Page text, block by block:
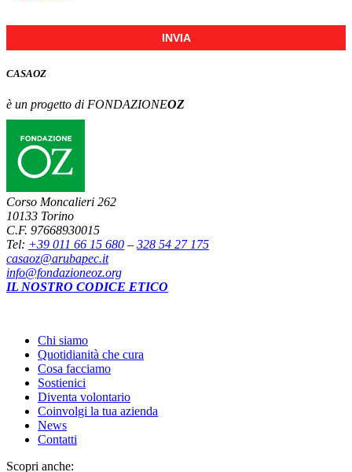
INVIA
CASAOZ
è un progetto di FONDAZIONEOZ
Corso Moncalieri 262
10133 Torino
C.F. 97668930015
Tel: +39 011 66 15 680 – 328 54 27 175
casaoz@arubapec.it
info@fondazioneoz.org
IL NOSTRO CODICE ETICO
Chi siamo
Quotidianità che cura
Cosa facciamo
Sostienici
Diventa volontario
Coinvolgi la tua azienda
News
Contatti
Scopri anche: